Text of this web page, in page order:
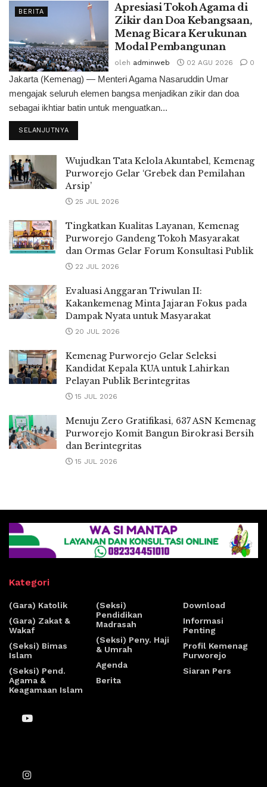
BERITA
Apresiasi Tokoh Agama di
Zikir dan Doa Kebangsaan,
Menag Bicara Kerukunan
Modal Pembangunan
oleh adminweb 02 AGU 2026 0
Jakarta (Kemenag) — Menteri Agama Nasaruddin Umar
mengajak seluruh elemen bangsa menjadikan zikir dan doa
sebagai ikhtiar batin untuk menguatkan...
SELANJUTNYA
Wujudkan Tata Kelola Akuntabel, Kemenag
Purworejo Gelar ‘Grebek dan Pemilahan
Arsip’
25 JUL 2026
Tingkatkan Kualitas Layanan, Kemenag
Purworejo Gandeng Tokoh Masyarakat
dan Ormas Gelar Forum Konsultasi Publik
22 JUL 2026
Evaluasi Anggaran Triwulan II:
Kakankemenag Minta Jajaran Fokus pada
Dampak Nyata untuk Masyarakat
20 JUL 2026
Kemenag Purworejo Gelar Seleksi
Kandidat Kepala KUA untuk Lahirkan
Pelayan Publik Berintegritas
15 JUL 2026
Menuju Zero Gratifikasi, 637 ASN Kemenag
Purworejo Komit Bangun Birokrasi Bersih
dan Berintegritas
15 JUL 2026
Kategori
(Gara) Katolik
(Gara) Zakat &
Wakaf
(Seksi) Bimas
Islam
(Seksi) Pend.
Agama &
Keagamaan Islam
(Seksi)
Pendidikan
Madrasah
(Seksi) Peny. Haji
& Umrah
Agenda
Berita
Download
Informasi
Penting
Profil Kemenag
Purworejo
Siaran Pers